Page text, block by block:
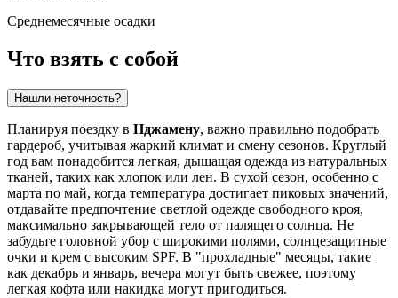
Среднемесячные осадки
Что взять с собой
Нашли неточность?
Планируя поездку в Нджамену, важно правильно подобрать
гардероб, учитывая жаркий климат и смену сезонов. Круглый
год вам понадобится легкая, дышащая одежда из натуральных
тканей, таких как хлопок или лен. В сухой сезон, особенно с
марта по май, когда температура достигает пиковых значений,
отдавайте предпочтение светлой одежде свободного кроя,
максимально закрывающей тело от палящего солнца. Не
забудьте головной убор с широкими полями, солнцезащитные
очки и крем с высоким SPF. В "прохладные" месяцы, такие
как декабрь и январь, вечера могут быть свежее, поэтому
легкая кофта или накидка могут пригодиться.